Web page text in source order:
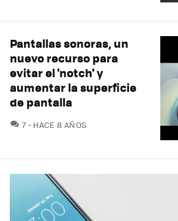
Pantallas sonoras, un
nuevo recurso para
evitar el 'notch' y
aumentar la superficie
de pantalla
7COMENTARIOS
HACE 8 AÑOS